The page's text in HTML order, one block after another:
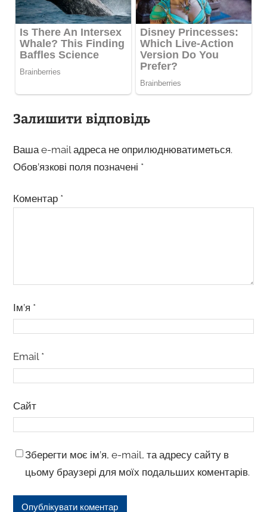
Залишити відповідь
Ваша e-mail адреса не оприлюднюватиметься.
Обов’язкові поля позначені *
Коментар *
Ім’я *
Email *
Сайт
Зберегти моє ім’я, e-mail, та адресу сайту в
цьому браузері для моїх подальших коментарів.